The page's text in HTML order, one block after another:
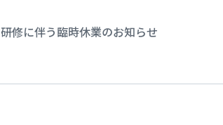
研修に伴う臨時休業のお知らせ